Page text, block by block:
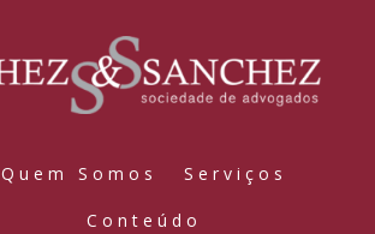
Quem Somos Serviços
Conteúdo